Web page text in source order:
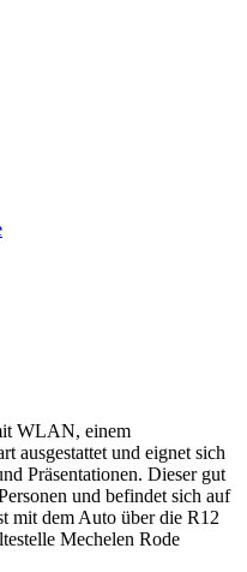
WLAN, einem
ausgestattet und eignet sich
Präsentationen. Dieser gut
und befindet sich auf
mit dem Auto über die R12
Mechelen Rode